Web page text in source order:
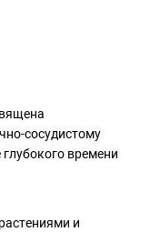
сосудистому
времени
и